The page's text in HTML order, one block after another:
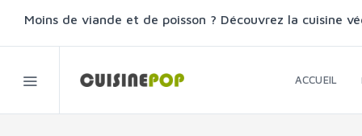
Moins de viande et de poisson ? Découvrez la cuisine
ACCUEIL